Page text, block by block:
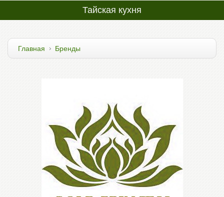
Тайская кухня
Главная Бренды